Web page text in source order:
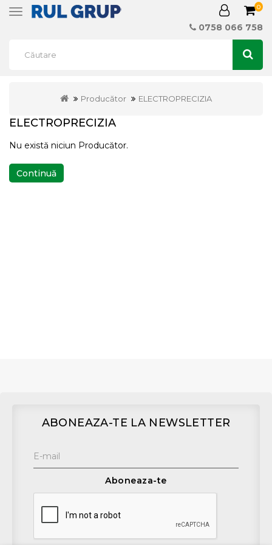
Toggle
0
0758 066 758
Producător ELECTROPRECIZIA
ELECTROPRECIZIA
Nu există niciun Producător.
Continuă
ABONEAZA-TE LA NEWSLETTER
Aboneaza-te